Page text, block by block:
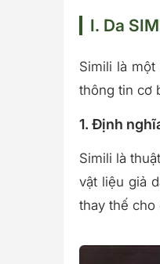
I. Da
Simili là
thông tin cơ
1. Định
Simili là
vật liệu giả
thay thế cho